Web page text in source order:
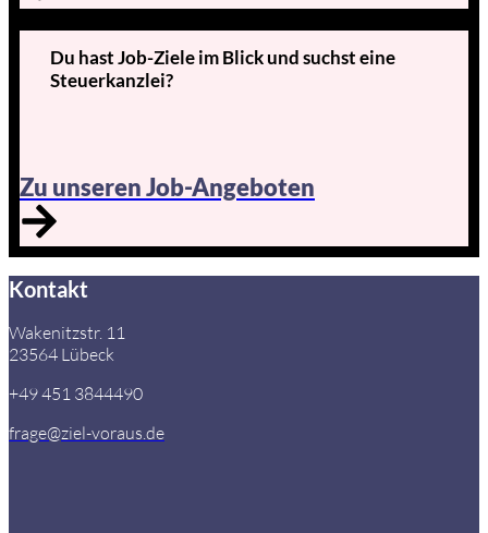
Du hast Job-Ziele im Blick und suchst eine
Steuerkanzlei?
Zu unseren Job-Angeboten
Kontakt
Wakenitzstr. 11
23564 Lübeck
+49 451 3844490
frage@ziel-voraus.de